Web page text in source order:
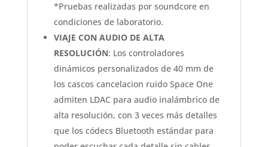
*Pruebas realizadas por soundcore en
condiciones de laboratorio.
VIAJE CON AUDIO DE ALTA
RESOLUCIÓN: Los controladores
dinámicos personalizados de 40 mm de
los cascos cancelacion ruido Space One
admiten LDAC para audio inalámbrico de
alta resolución, con 3 veces más detalles
que los códecs Bluetooth estándar para